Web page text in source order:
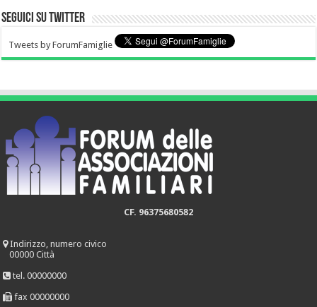
Seguici su Twitter
Tweets by ForumFamiglie
CF. 96375680582
Indirizzo, numero civico
00000 Città
tel. 00000000
fax 00000000